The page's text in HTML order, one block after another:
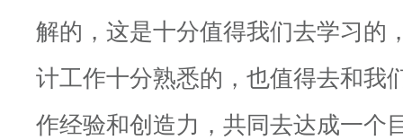
解的，这是十分值得我们去学习的
计工作十分熟悉的，也值得去和我
作经验和创造力，共同去达成一个